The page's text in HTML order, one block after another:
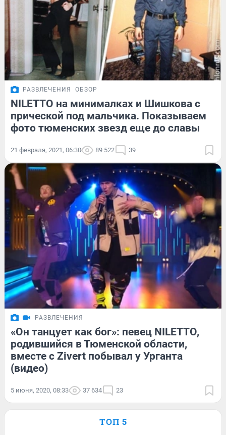
РАЗВЛЕЧЕНИЯ ОБЗОР
NILETTO на минималках и Шишкова с
прической под мальчика. Показываем
фото тюменских звезд еще до славы
21 февраля, 2021, 06:30 89 522 39
РАЗВЛЕЧЕНИЯ
«Он танцует как бог»: певец NILETTO,
родившийся в Тюменской области,
вместе с Zivert побывал у Урганта
(видео)
5 июня, 2020, 08:33 37 634 23
ТОП 5